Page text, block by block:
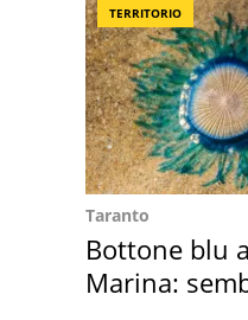
TERRITORIO
Taranto
Bottone blu
Marina: